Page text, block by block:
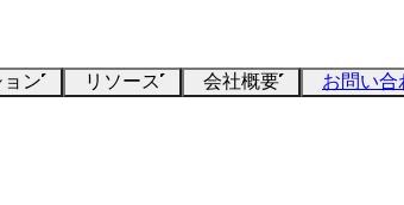
ン リソース 会社概要 お問い合